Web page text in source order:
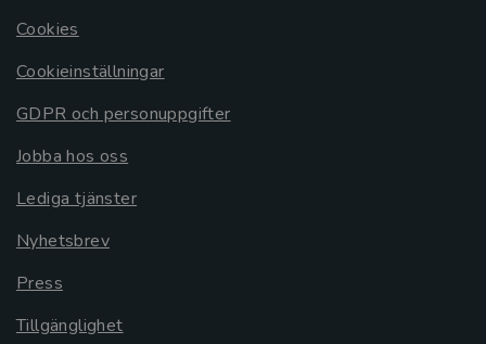
Cookies
Cookieinställningar
GDPR och personuppgifter
Jobba hos oss
Lediga tjänster
Nyhetsbrev
Press
Tillgänglighet